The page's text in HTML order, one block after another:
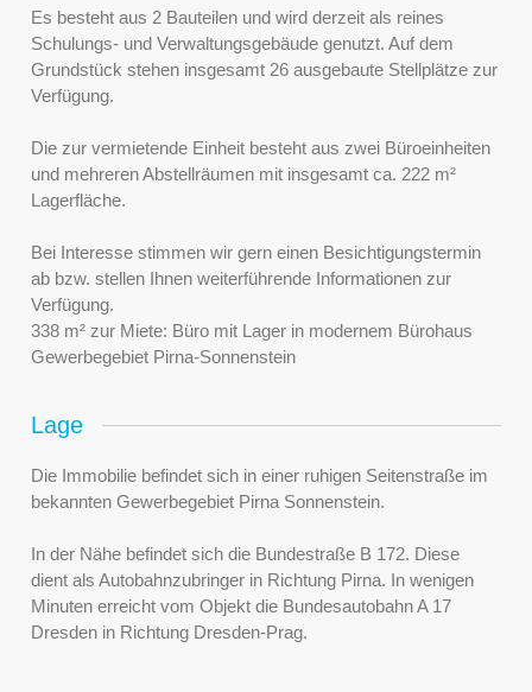
Es besteht aus 2 Bauteilen und wird derzeit als reines
Schulungs- und Verwaltungsgebäude genutzt. Auf dem
Grundstück stehen insgesamt 26 ausgebaute Stellplätze zur
Verfügung.
Die zur vermietende Einheit besteht aus zwei Büroeinheiten
und mehreren Abstellräumen mit insgesamt ca. 222 m²
Lagerfläche.
Bei Interesse stimmen wir gern einen Besichtigungstermin
ab bzw. stellen Ihnen weiterführende Informationen zur
Verfügung.
338 m² zur Miete: Büro mit Lager in modernem Bürohaus
Gewerbegebiet Pirna-Sonnenstein
Lage
Die Immobilie befindet sich in einer ruhigen Seitenstraße im
bekannten Gewerbegebiet Pirna Sonnenstein.
In der Nähe befindet sich die Bundestraße B 172. Diese
dient als Autobahnzubringer in Richtung Pirna. In wenigen
Minuten erreicht vom Objekt die Bundesautobahn A 17
Dresden in Richtung Dresden-Prag.